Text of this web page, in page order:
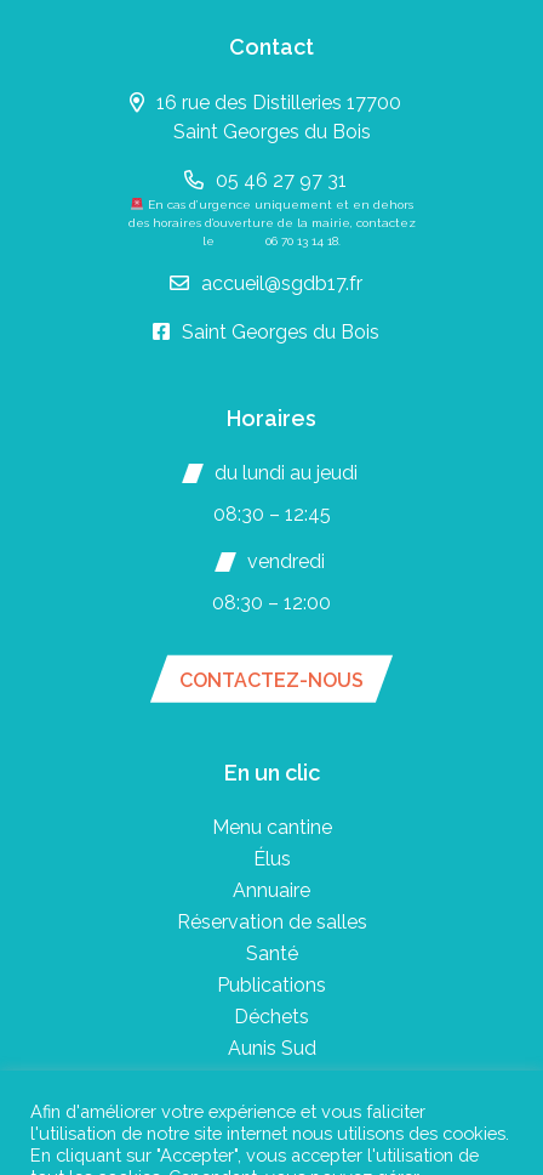
Contact
16 rue des Distilleries 17700
Saint Georges du Bois
05 46 27 97 31
En cas d’urgence uniquement et en dehors
des horaires d’ouverture de la mairie, contactez
le 06 70 13 14 18
accueil@sgdb17.fr
Saint Georges du Bois
Horaires
du lundi au jeudi
08:30 – 12:45
vendredi
08:30 – 12:00
CONTACTEZ-NOUS
En un clic
Menu cantine
Élus
Annuaire
Réservation de salles
Santé
Publications
Déchets
Aunis Sud
Plan du site
Afin d'améliorer votre expérience et vous faliciter
l'utilisation de notre site internet nous utilisons des cookies.
En cliquant sur "Accepter", vous accepter l'utilisation de